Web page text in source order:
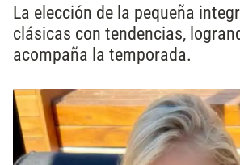
La elección de la pequeña
clásicas con tendencias,
acompaña la temporada.